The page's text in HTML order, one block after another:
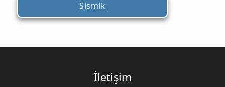
Sismik
İletişim